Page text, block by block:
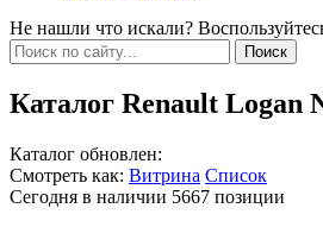
Не нашли что искали?
Каталог Renault Logan
Каталог обновлен:
Смотреть как: Витрина Список
Сегодня в наличии 5667 позиции